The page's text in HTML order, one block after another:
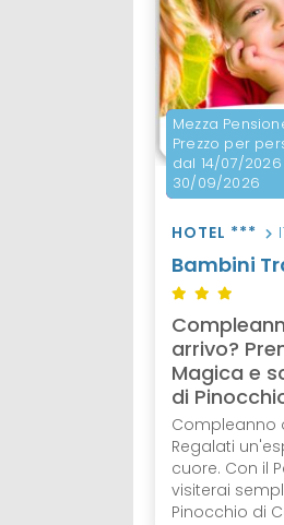
Mezza
Prezzo per
dal 14/07/
30/09/2026
HOTEL ***
Bambini
arrivo?
Magica e
di
Compleanno
Regalati
cuore. Con il
visiterai
Pinocchio di